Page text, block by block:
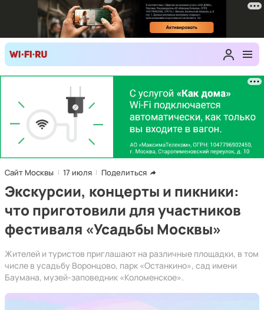
Сайт Москвы 17 июля Поделиться
Экскурсии, концерты и пикники:
что приготовили для участников
фестиваля «Усадьбы Москвы»
Жителей и туристов приглашают на различные площадки, в том
числе в усадьбу Воронцово, парк «Останкино», сад имени
Баумана, музей-заповедник «Коломенское».